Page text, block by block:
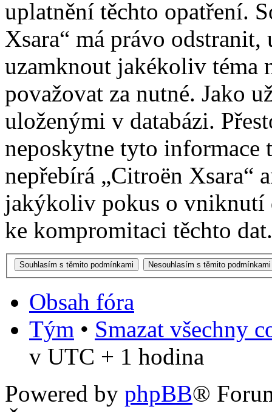
uplatnění těchto opatření.
Xsara“ má právo
uzamknout jakékoliv téma
považovat za nutné. Jako
uloženými v databázi.
neposkytne tyto informace
nepřebírá „Citroën Xsara“
jakýkoliv pokus o vniknutí
ke kompromitaci těchto dat.
Obsah fóra
Tým • Smazat všechny
v UTC + 1 hodina
Powered by phpBB®